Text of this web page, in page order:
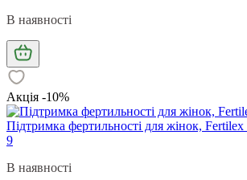
В наявності
Акція -10%
Підтримка фертильності для жінок,
9
В наявності